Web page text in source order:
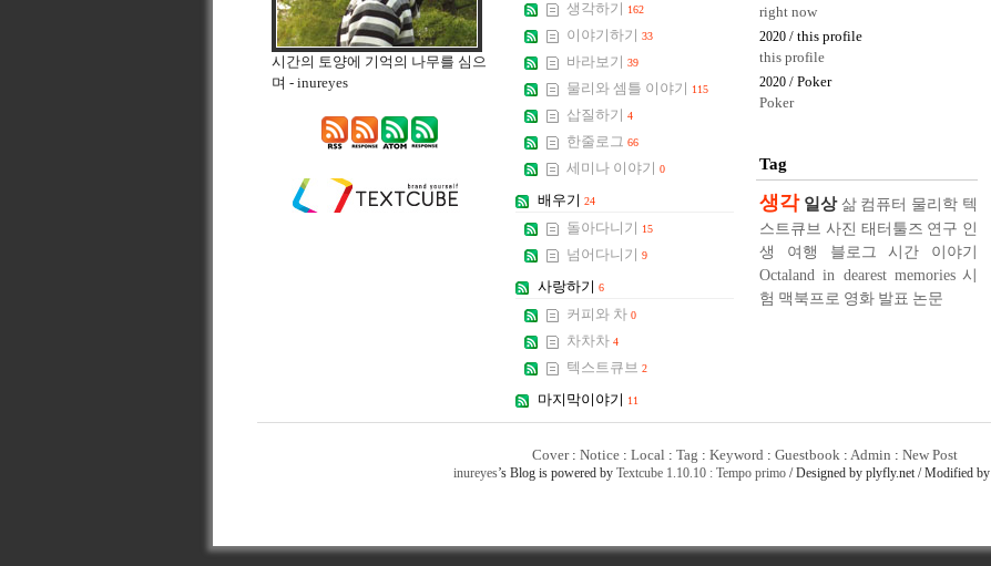
시간의 토양에 기억의 나무를 심으
며 - inureyes
생각하기 162
이야기하기 33
바라보기 39
물리와 셈틀 이야기 115
삽질하기 4
한줄로그 66
세미나 이야기 0
배우기 24
돌아다니기 15
넘어다니기 9
사랑하기 6
커피와 차 0
차차차 4
텍스트큐브 2
마지막이야기 11
right now
2020 / this profile
this profile
2020 / Poker
Poker
Tag
생각 일상 삶 컴퓨터 물리학 텍
스트큐브 사진 태터툴즈 연구 인
생
여행 블로그 시간
이야기
Octaland in dearest memories 시
험 맥북프로 영화 발표 논문
Cover: Notice : Local : Tag : Keyword : Guestbook : Admin : New Post
inureyes’s Blog is powered by Textcube 1.10.10 : Tempo primo/ Designed by plyfly.net / Modified by